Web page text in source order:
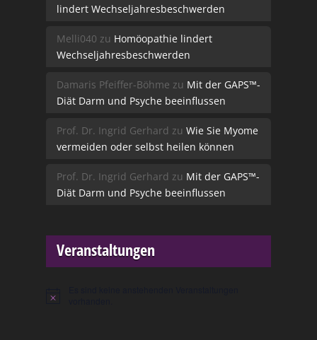
lindert Wechseljahresbeschwerden
Melli040 zu Homöopathie lindert
Wechseljahresbeschwerden
Damaris Pfeiffer-Böhme zu Mit der GAPS™-
Diät Darm und Psyche beeinflussen
Prof. Dr. Ingrid Gerhard zu Wie Sie Myome
vermeiden oder selbst heilen können
Prof. Dr. Ingrid Gerhard zu Mit der GAPS™-
Diät Darm und Psyche beeinflussen
Veranstaltungen
Hinweis